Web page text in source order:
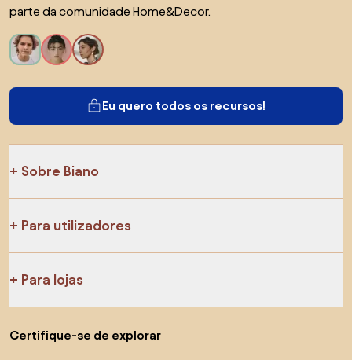
parte da comunidade Home&Decor.
Eu quero todos os recursos!
Sobre Biano
Para utilizadores
Para lojas
Certifique-se de explorar